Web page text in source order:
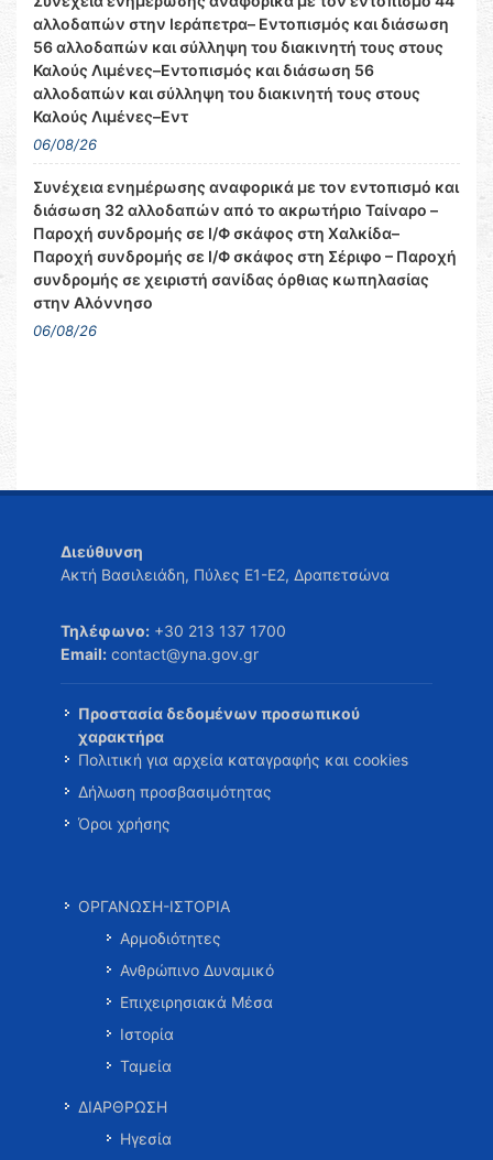
αλλοδαπών στην Ιεράπετρα– Εντοπισμός και διάσωση
56 αλλοδαπών και σύλληψη του διακινητή τους στους
Καλούς Λιμένες–Εντοπισμός και διάσωση 56
αλλοδαπών και σύλληψη του διακινητή τους στους
Καλούς Λιμένες–Εντ
06/08/26
Συνέχεια ενημέρωσης αναφορικά με τον εντοπισμό και
διάσωση 32 αλλοδαπών από το ακρωτήριο Ταίναρο –
Παροχή συνδρομής σε Ι/Φ σκάφος στη Χαλκίδα–
Παροχή συνδρομής σε Ι/Φ σκάφος στη Σέριφο – Παροχή
συνδρομής σε χειριστή σανίδας όρθιας κωπηλασίας
στην Αλόννησο
06/08/26
Διεύθυνση
Ακτή Βασιλειάδη, Πύλες Ε1-Ε2, Δραπετσώνα
Τηλέφωνο: +30 213 137 1700
Email: contact@yna.gov.gr
Προστασία δεδομένων προσωπικού
χαρακτήρα
Πολιτική για αρχεία καταγραφής και cookies
Δήλωση προσβασιμότητας
Όροι χρήσης
ΟΡΓΑΝΩΣΗ-ΙΣΤΟΡΙΑ
Αρμοδιότητες
Ανθρώπινο Δυναμικό
Επιχειρησιακά Μέσα
Ιστορία
Ταμεία
ΔΙΑΡΘΡΩΣΗ
Ηγεσία